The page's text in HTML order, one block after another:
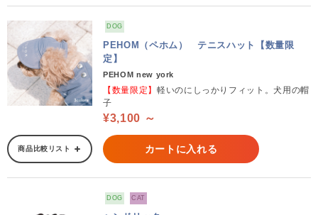
DOG
PEHOM（ペホム） テニスハット【数量限
定】
PEHOM new york
【数量限定】 軽いのにしっかりフィット。犬用の帽
子
¥3,100 ～
商品比較リスト カートに入れる
DOG CAT